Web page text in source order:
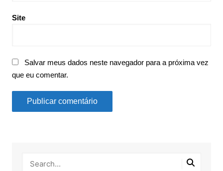
Site
Salvar meus dados neste navegador para a próxima vez
que eu comentar.